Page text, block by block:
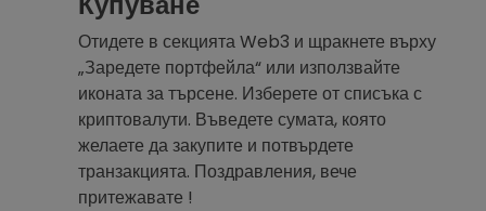
Отидете в секцията Web3 и щракнете върху
„Заредете портфейла“ или използвайте
иконата за търсене. Изберете от списъка с
криптовалути. Въведете сумата, която
желаете да закупите и потвърдете
транзакцията. Поздравления, вече
притежавате !